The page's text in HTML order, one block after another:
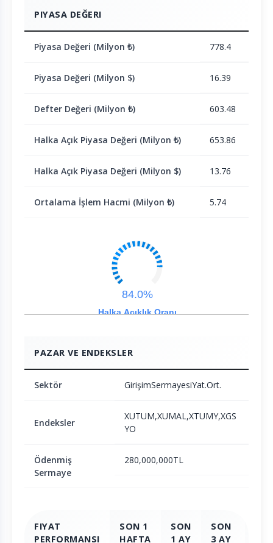
PIYASA DEĞERI
Piyasa Değeri (Milyon ₺) 778.4
Piyasa Değeri (Milyon $) 16.39
Defter Değeri (Milyon ₺) 603.48
Halka Açık Piyasa Değeri (Milyon ₺) 653.86
Halka Açık Piyasa Değeri (Milyon $) 13.76
Ortalama İşlem Hacmi (Milyon ₺) 5.74
Halka Açıklık Oranı
84.0%
PAZAR VE ENDEKSLER
Sektör GirişimSermayesiYat.Ort.
Endeksler
XUTUM,XUMAL,XTUMY,XGS
YO
Ödenmiş
Sermaye
280,000,000TL
FIYAT
PERFORMANSI
SON 1
HAFTA
SON
1 AY
SON
3 AY